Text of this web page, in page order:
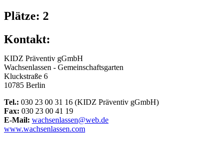
Plätze: 2
Kontakt:
KIDZ Präventiv gGmbH
Wachsenlassen - Gemeinschaftsgarten
Kluckstraße 6
10785 Berlin
Tel.: 030 23 00 31 16 (KIDZ Präventiv gGmbH)
Fax: 030 23 00 41 19
E-Mail: wachsenlassen@web.de
www.wachsenlassen.com